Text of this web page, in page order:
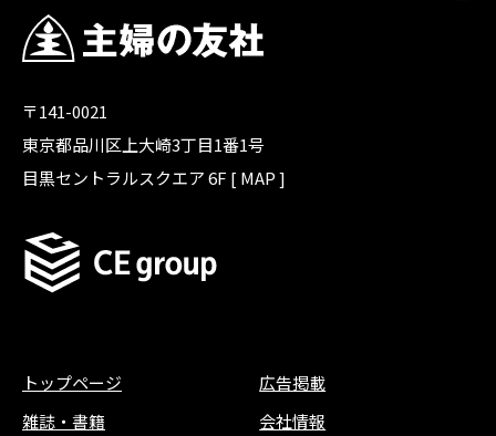
〒141-0021
東京都品川区上大崎3丁目1番1号
目黒セントラルスクエア 6F [ MAP]
トップページ
雑誌 ・ 書籍
広告掲載
会社情報